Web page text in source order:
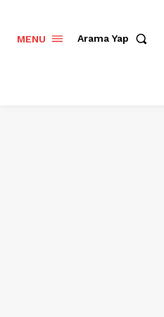
MENU Arama Yap